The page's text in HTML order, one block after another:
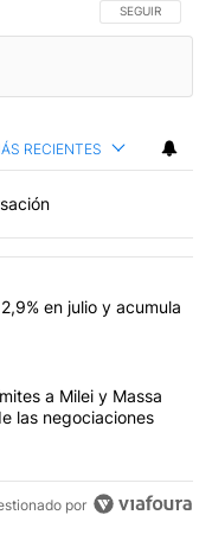
SIGA ESTA
SEGUIR
RECIENTES
comentarios en los
inflación en CABA
en julio y acumula
gobernadores marcan
a Milei y Massa
las negociaciones
por